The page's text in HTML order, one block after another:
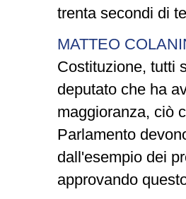
trenta secondi di
MATTEO
Costituzione, tutti
deputato che ha
maggioranza, ciò
Parlamento
dall'esempio dei
approvando